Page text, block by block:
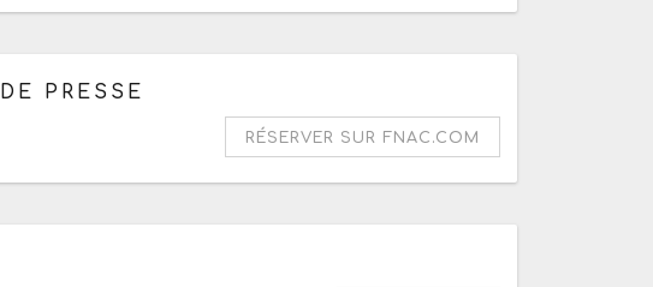
à partir de 21h
PRESSE
RÉSERVER SUR FNAC.COM